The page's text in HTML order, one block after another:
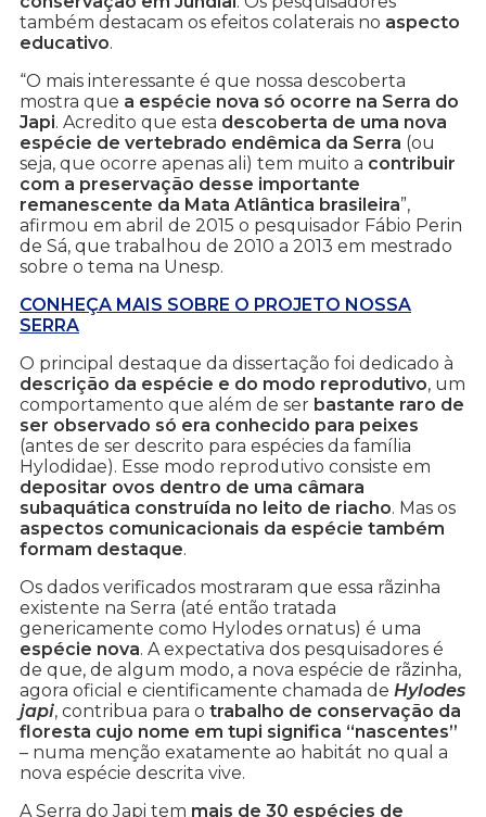
também destacam os efeitos colaterais no aspecto
educativo.
“O mais interessante é que nossa descoberta
mostra que a espécie nova só ocorre na Serra do
Japi. Acredito que esta descoberta de uma nova
espécie de vertebrado endêmica da Serra (ou
seja, que ocorre apenas ali) tem muito a contribuir
com a preservação desse importante
remanescente da Mata Atlântica brasileira”,
afirmou em abril de 2015 o pesquisador Fábio Perin
de Sá, que trabalhou de 2010 a 2013 em mestrado
sobre o tema na Unesp.
CONHEÇA MAIS SOBRE O PROJETO NOSSA
SERRA
O principal destaque da dissertação foi dedicado à
descrição da espécie e do modo reprodutivo, um
comportamento que além de ser bastante raro de
ser observado só era conhecido para peixes
(antes de ser descrito para espécies da família
Hylodidae). Esse modo reprodutivo consiste em
depositar ovos dentro de uma câmara
subaquática construída no leito de riacho. Mas os
aspectos comunicacionais da espécie também
formam destaque.
Os dados verificados mostraram que essa rãzinha
existente na Serra (até então tratada
genericamente como Hylodes ornatus) é uma
espécie nova. A expectativa dos pesquisadores é
de que, de algum modo, a nova espécie de rãzinha,
agora oficial e cientificamente chamada de Hylodes
japi, contribua para o trabalho de conservação da
floresta cujo nome em tupi significa “nascentes”
– numa menção exatamente ao habitát no qual a
nova espécie descrita vive.
A Serra do Japi tem mais de 30 espécies de